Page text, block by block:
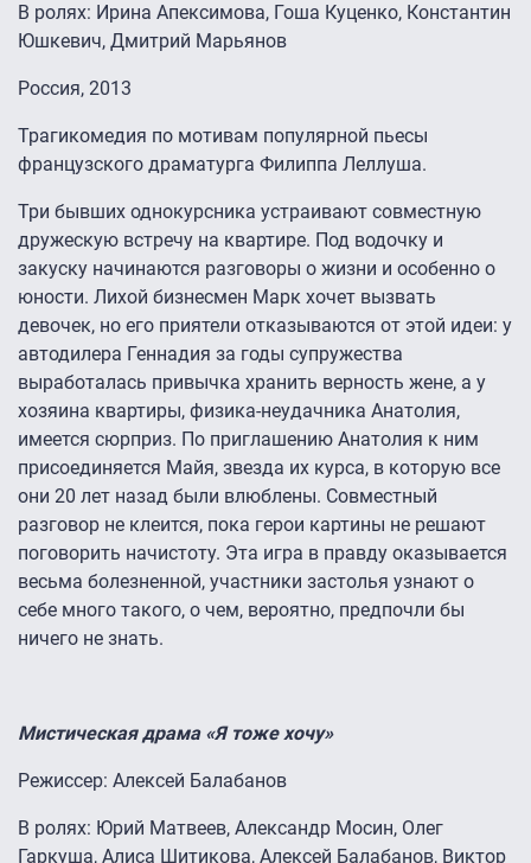
В ролях: Ирина Апексимова, Гоша Куценко, Константин
Юшкевич, Дмитрий Марьянов
Россия, 2013
Трагикомедия по мотивам популярной пьесы
французского драматурга Филиппа Леллуша.
Три бывших однокурсника устраивают совместную
дружескую встречу на квартире. Под водочку и
закуску начинаются разговоры о жизни и особенно о
юности. Лихой бизнесмен Марк хочет вызвать
девочек, но его приятели отказываются от этой идеи: у
автодилера Геннадия за годы супружества
выработалась привычка хранить верность жене, а у
хозяина квартиры, физика-неудачника Анатолия,
имеется сюрприз. По приглашению Анатолия к ним
присоединяется Майя, звезда их курса, в которую все
они 20 лет назад были влюблены. Совместный
разговор не клеится, пока герои картины не решают
поговорить начистоту. Эта игра в правду оказывается
весьма болезненной, участники застолья узнают о
себе много такого, о чем, вероятно, предпочли бы
ничего не знать.
Мистическая драма «Я тоже хочу»
Режиссер: Алексей Балабанов
В ролях: Юрий Матвеев, Александр Мосин, Олег
Гаркуша, Алиса Шитикова, Алексей Балабанов, Виктор